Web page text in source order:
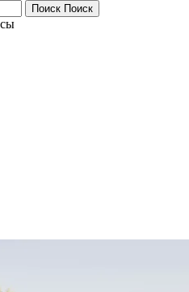
Поиск Поиск